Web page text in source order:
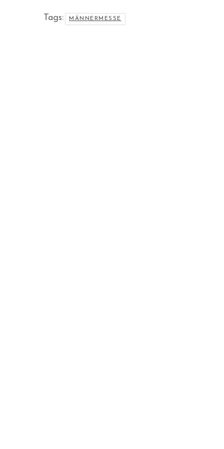
Tags: MÄNNERMESSE